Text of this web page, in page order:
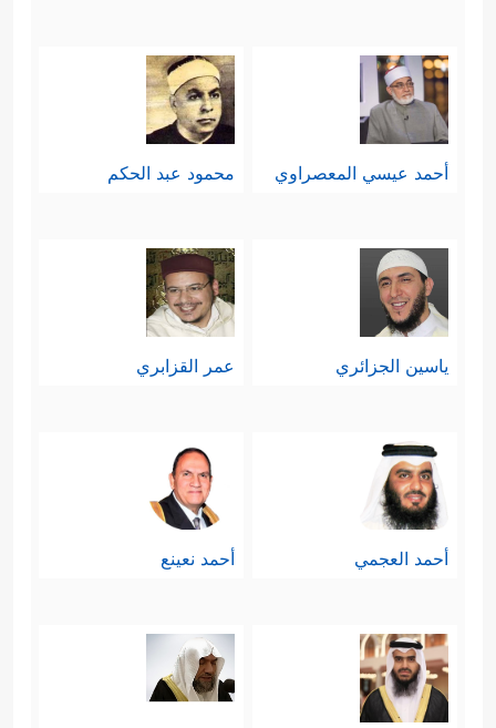
أحمد عيسي المعصراوي محمود عبد الحكم
ياسين الجزائري عمر القزابري
أحمد العجمي أحمد نعينع